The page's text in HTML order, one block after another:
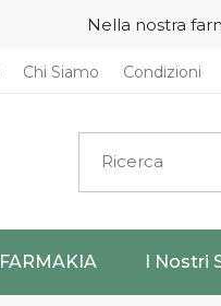
Nella nostra
Chi Siamo Condizioni
Ricerca
per:
FARMAKIA I Nostri